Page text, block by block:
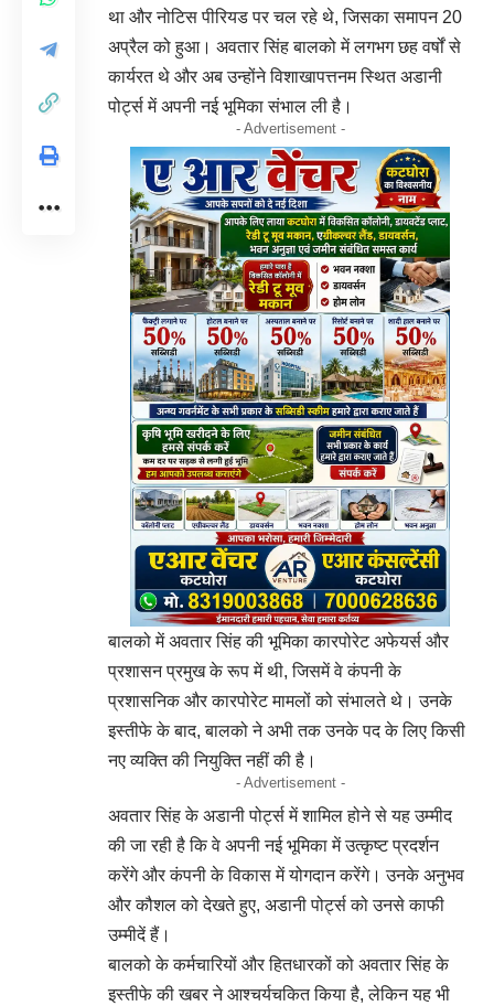
था और नोटिस पीरियड पर चल रहे थे, जिसका समापन 20
अप्रैल को हुआ। अवतार सिंह बालको में लगभग छह वर्षों से
कार्यरत थे और अब उन्होंने विशाखापत्तनम स्थित अडानी
पोर्ट्स में अपनी नई भूमिका संभाल ली है।
- Advertisement -
बालको में अवतार सिंह की भूमिका कारपोरेट अफेयर्स और
प्रशासन प्रमुख के रूप में थी, जिसमें वे कंपनी के
प्रशासनिक और कारपोरेट मामलों को संभालते थे। उनके
इस्तीफे के बाद, बालको ने अभी तक उनके पद के लिए किसी
नए व्यक्ति की नियुक्ति नहीं की है।
- Advertisement -
अवतार सिंह के अडानी पोर्ट्स में शामिल होने से यह उम्मीद
की जा रही है कि वे अपनी नई भूमिका में उत्कृष्ट प्रदर्शन
करेंगे और कंपनी के विकास में योगदान करेंगे। उनके अनुभव
और कौशल को देखते हुए, अडानी पोर्ट्स को उनसे काफी
उम्मीदें हैं।
बालको के कर्मचारियों और हितधारकों को अवतार सिंह के
इस्तीफे की खबर ने आश्चर्यचकित किया है, लेकिन यह भी